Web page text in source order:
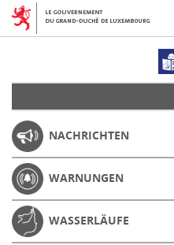
NACHRICHTEN
WARNUNGEN
WASSERLÄUFE